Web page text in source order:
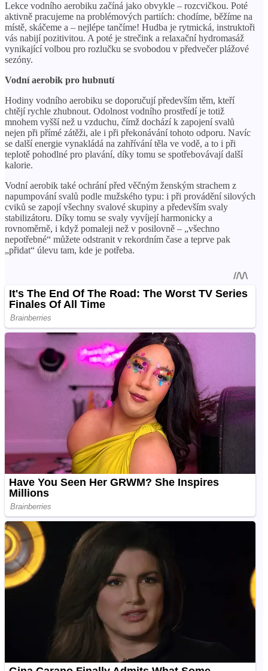
Lekce vodního aerobiku začíná jako obvykle – rozcvičkou. Poté
aktivně pracujeme na problémových partiích: chodíme, běžíme na
místě, skáčeme a – nejlépe tančíme! Hudba je rytmická, instruktoři
vás nabijí pozitivitou. A poté je strečink a relaxační hydromasáž
vynikající volbou pro rozlučku se svobodou v předvečer plážové
sezóny.
Vodní aerobik pro hubnutí
Hodiny vodního aerobiku se doporučují především těm, kteří
chtějí rychle zhubnout. Odolnost vodního prostředí je totiž
mnohem vyšší než u vzduchu, čímž dochází k zapojení svalů
nejen při přímé zátěži, ale i při překonávání tohoto odporu. Navíc
se další energie vynakládá na zahřívání těla ve vodě, a to i při
teplotě pohodlné pro plavání, díky tomu se spotřebovávají další
kalorie.
Vodní aerobik také ochrání před věčným ženským strachem z
napumpování svalů podle mužského typu: i při provádění silových
cviků se zapojí všechny svalové skupiny a především svaly
stabilizátoru. Díky tomu se svaly vyvíjejí harmonicky a
rovnoměrně, i když pomaleji než v posilovně – „všechno
nepotřebné“ můžete odstranit v rekordním čase a teprve pak
„přidat“ úlevu tam, kde je potřeba.